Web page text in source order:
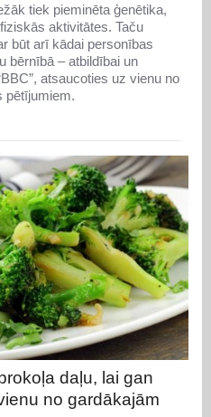
tiek pieminēta ģenētika,
aktivitātes. Taču
būt arī kādai personības
bērnībā – atbildībai un
atsaucoties uz vienu no
pētījumiem.
daļu, lai gan
no gardākajām